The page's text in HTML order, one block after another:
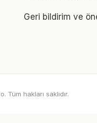
Geri bildirim ve
hakları saklıdır.